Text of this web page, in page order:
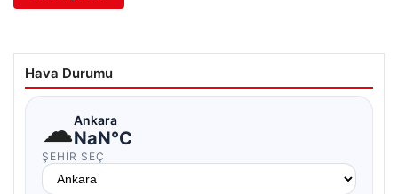
Hava Durumu
☁Ankara
NaN°C
ŞEHIR SEÇ